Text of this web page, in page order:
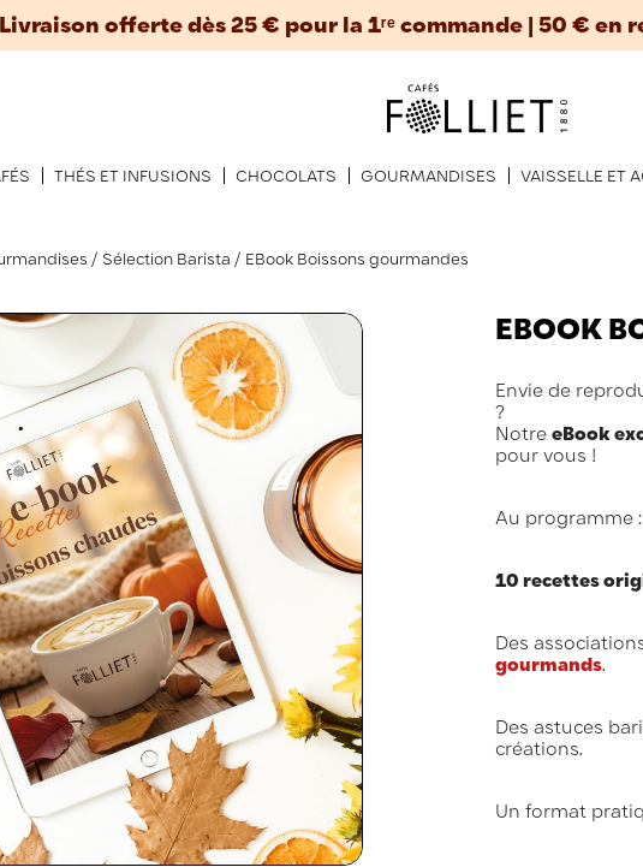
Livraison offerte dès 25 € pour la 1ʳᵉ commande | 50 € en
THÉS ET INFUSIONS CHOCOLATS GOURMANDISES VAISSELLE ET
Sélection Barista EBook Boissons gourmandes
EBOOK
Envie de
?
Notre eBook
pour vous !
Au programme :
10 recettes
Des
gourmands.
Des astuces
créations.
Un format